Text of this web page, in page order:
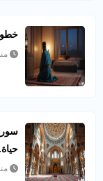
منذ 6
منذ 6